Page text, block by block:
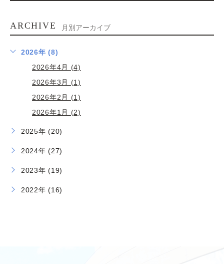
ARCHIVE 月別アーカイブ
2026年 (8)
2026年4月 (4)
2026年3月 (1)
2026年2月 (1)
2026年1月 (2)
2025年 (20)
2024年 (27)
2023年 (19)
2022年 (16)